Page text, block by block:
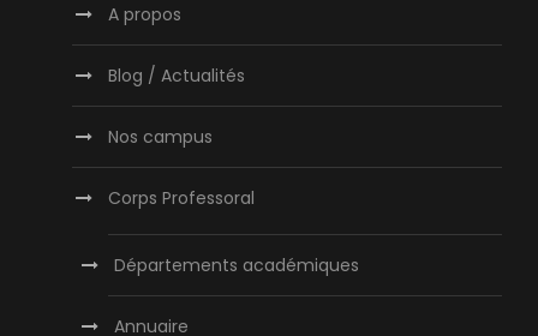
A propos
Blog / Actualités
Nos campus
Corps Professoral
Départements académiques
Annuaire